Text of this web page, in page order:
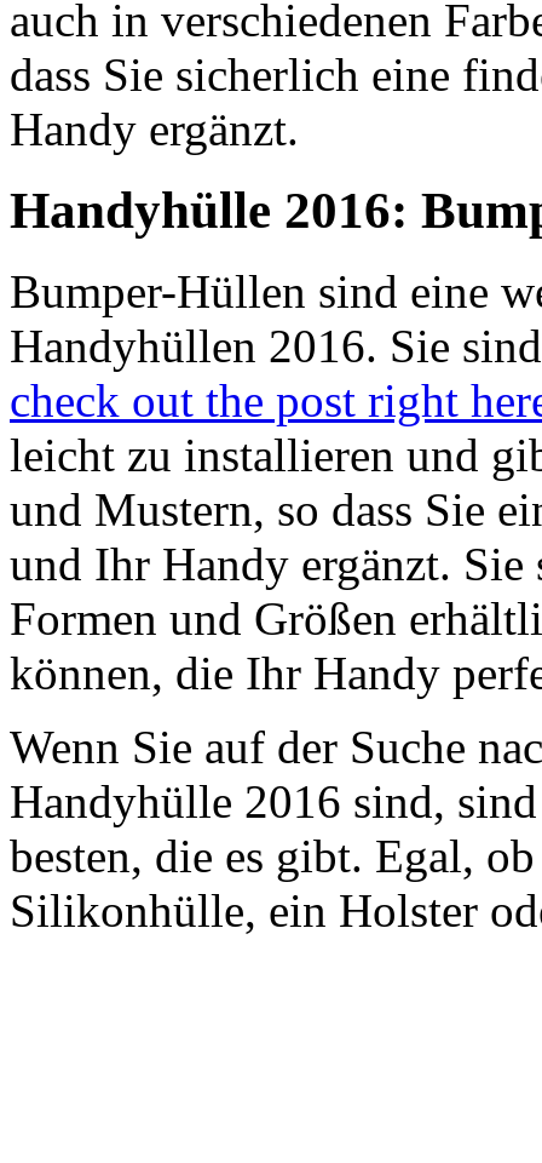
auch in verschiedenen
dass Sie sicherlich eine
Handy ergänzt.
Handyhülle 2016:
Bumper-Hüllen sind eine
Handyhüllen 2016. Sie
check out the post right
leicht zu installieren und
und Mustern, so dass Sie
und Ihr Handy ergänzt. Sie
Formen und Größen
können, die Ihr Handy
Wenn Sie auf der Suche
Handyhülle 2016 sind,
besten, die es gibt. Egal,
Silikonhülle, ein Holster